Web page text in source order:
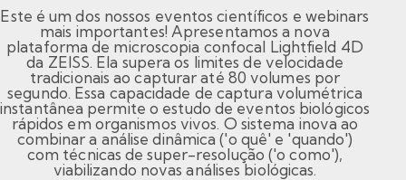
Blog
Contato
Promoções
Este é um dos nossos eventos científicos e webinars
mais importantes! Apresentamos a nova
plataforma de microscopia confocal Lightfield 4D
da ZEISS. Ela supera os limites de velocidade
tradicionais ao capturar até 80 volumes por
segundo. Essa capacidade de captura volumétrica
instantânea permite o estudo de eventos biológicos
rápidos em organismos vivos. O sistema inova ao
combinar a análise dinâmica ('o quê' e 'quando')
com técnicas de super-resolução ('o como'),
viabilizando novas análises biológicas.